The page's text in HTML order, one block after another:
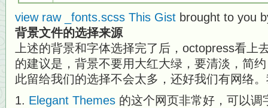
view raw
_fonts.scss This Gist brought to you
背景文件的选择来源
上述的背景和字体选择完了后，octopress看上
的建议是，背景不要用大红大绿，要清淡，简
此留给我们的选择不会太多，还好我们有网络
Elegant Themes 的这个网页非常好，可以